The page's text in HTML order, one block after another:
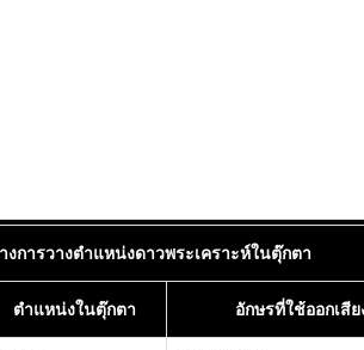
งการวางตำแหน่งดาวพระเคราะห์ในตุ๊กตา
ตำแหน่งในตุ๊กตา อักษรที่ใช้ออกเสีย